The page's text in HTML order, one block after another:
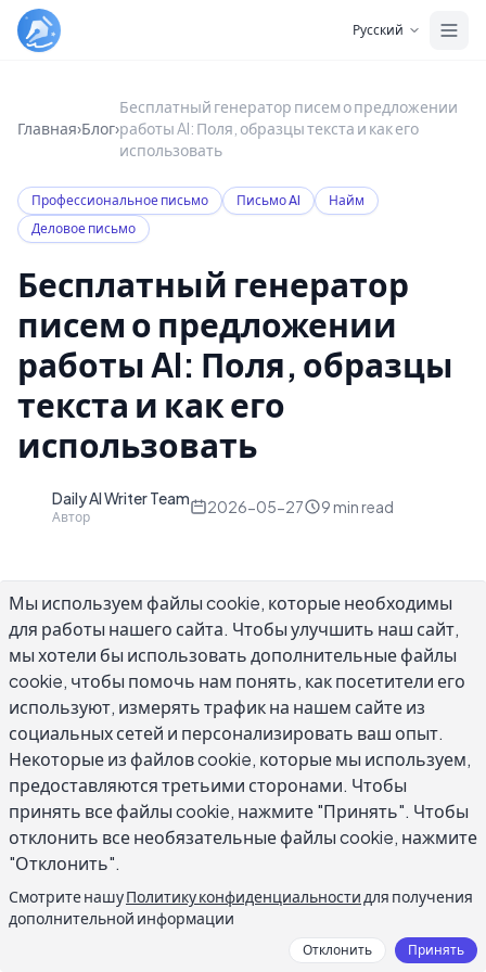
Русский
Главная›Блог›
Бесплатный генератор писем о предложении
работы AI: Поля, образцы текста и как его
использовать
Профессиональное письмо Письмо AI
Найм
Деловое письмо
Бесплатный генератор
писем о предложении
работы AI: Поля, образцы
текста и как его
использовать
Daily AI Writer Team
Автор
2026-05-27 9 min read
Если вы нанимаете впервые или быстро
масштабируете небольшую команду,
бесплатный генератор писем о предложении
работы на основе AI — один из самых
практичных инструментов для письма,
которые вы можете добавить в процесс
найма. Написание четкого и
профессионального письма о предложении
ожидают большинство менеджеров по найму
— нужно правильно указать детали
компенсации, подтвердить должность, дату
Мы используем файлы cookie, которые необходимы
для работы нашего сайта. Чтобы улучшить наш сайт,
мы хотели бы использовать дополнительные файлы
cookie, чтобы помочь нам понять, как посетители его
используют, измерять трафик на нашем сайте из
социальных сетей и персонализировать ваш опыт.
Некоторые из файлов cookie, которые мы используем,
предоставляются третьими сторонами. Чтобы
принять все файлы cookie, нажмите "Принять". Чтобы
отклонить все необязательные файлы cookie, нажмите
"Отклонить".
Смотрите нашуПолитику конфиденциальности для получения
дополнительной информации
Отклонить Принять